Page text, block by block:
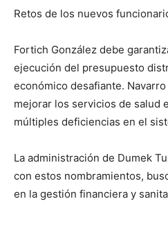
Retos de los nuevos
Fortich González debe
ejecución del presupuesto
económico desafiante.
mejorar los servicios de salud
múltiples deficiencias en el
La administración de Dumek
con estos nombramientos,
en la gestión financiera y